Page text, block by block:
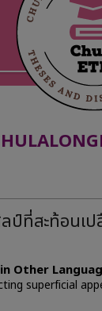
ป์ที่สะท้อนเ
Other
superficial